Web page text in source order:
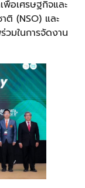
อเศรษฐกิจและ
ติ (NSO) และ
วมในการจัดงาน